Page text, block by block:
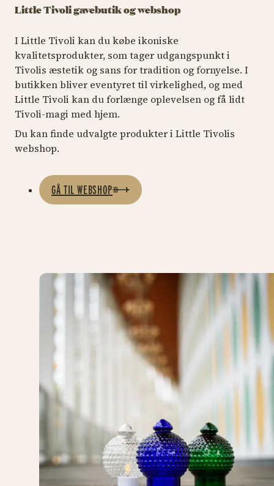
Little Tivoli gavebutik og webshop
I Little Tivoli kan du købe ikoniske
kvalitetsprodukter, som tager udgangspunkt i
Tivolis æstetik og sans for tradition og fornyelse. I
butikken bliver eventyret til virkelighed, og med
Little Tivoli kan du forlænge oplevelsen og få lidt
Tivoli-magi med hjem.
Du kan finde udvalgte produkter i Little Tivolis
webshop.
GÅ TIL WEBSHOP